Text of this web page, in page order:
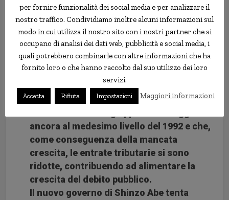
Economisti e governi non hanno saputo
ancora trovare rimedi adeguati.
4. Qual è la scommessa del governo di
Shinzo Abe?
I governi giapponesi hanno infatti finora
perseguito politiche fiscali timide e la
politica monetaria non è mai diventata
sufficientemente generosa. Il risultato è
ancora al medesimo livello del 1992 e che,
come conseguenza della mancata
crescita, le entrate tributarie si sono
ridotte, contribuendo ad alimentare la
crescita del debito pubblico.
Il nuovo governo di Shinzo Abe tenta
per fornire funzionalità dei social media e per analizzare il
nostro traffico. Condividiamo inoltre alcuni informazioni sul
modo in cui utilizza il nostro sito con i nostri partner che si
occupano di analisi dei dati web, pubblicità e social media, i
quali potrebbero combinarle con altre informazioni che ha
fornito loro o che hanno raccolto dal suo utilizzo dei loro
servizi.
Accetta Rifiuta Impostazioni Maggiori informazioni